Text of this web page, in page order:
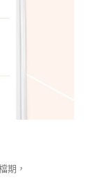
期，